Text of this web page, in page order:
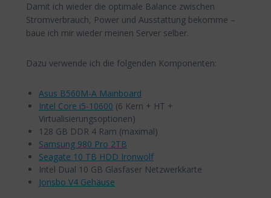
Damit ich wieder die optimale Balance zwischen
Stromverbrauch, Power und Ausstattung bekomme –
baue ich mir wieder meinen Server selber.
Dazu verwende ich die folgenden Komponenten:
Asus B560M-A Mainboard
Intel Core i5-10600 (6 Kern + HT +
Virtualisierungsoptionen)
128 GB DDR 4 Ram (maximal)
Samsung 980 Pro 2TB
Seagate 10 TB HDD Ironwolf
Intel Dual 10 GB Glasfaser Netzwerkkarte
Jonsbo V4 Gehäuse